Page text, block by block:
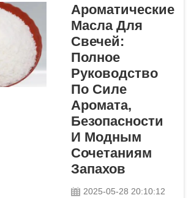
использую для
изготовления
своих
свечей, имеет
менее
благоприятные
характеристики...
парафиновому
воску? Хотя
существует
много
китайских
поставщиков
воска для
рапсовых
семян FNAT,
один китайский
обеспечивает
более высокое
Ароматические
Масла Для
Свечей:
Полное
Руководство
По Силе
Аромата,
Безопасности
И Модным
Сочетаниям
Запахов
2025-05-28 20:10:12